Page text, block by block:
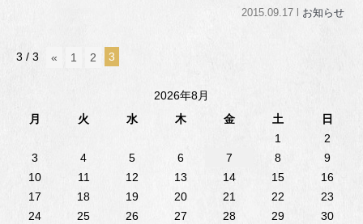
2015.09.17 l お知らせ
3 / 3 « 1 2 3
2026年8月
月
火 水 木 金 土
日
1
2
3
4 5 6 7 8
9
10
11 12 13 14 15
16
17
18 19 20 21 22
23
24
25 26 27 28 29
30